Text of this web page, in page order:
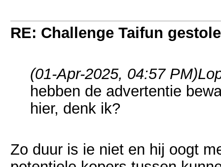
RE: Challenge Taifun
(01-Apr-2025, 04:57 PM)
hebben de advertentie
hier, denk ik?
Zo duur is ie niet en hij oogt